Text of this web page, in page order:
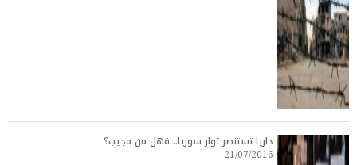
داريا تستنصر ثوار سوريا.. فهل من مجيب؟
21/07/2016